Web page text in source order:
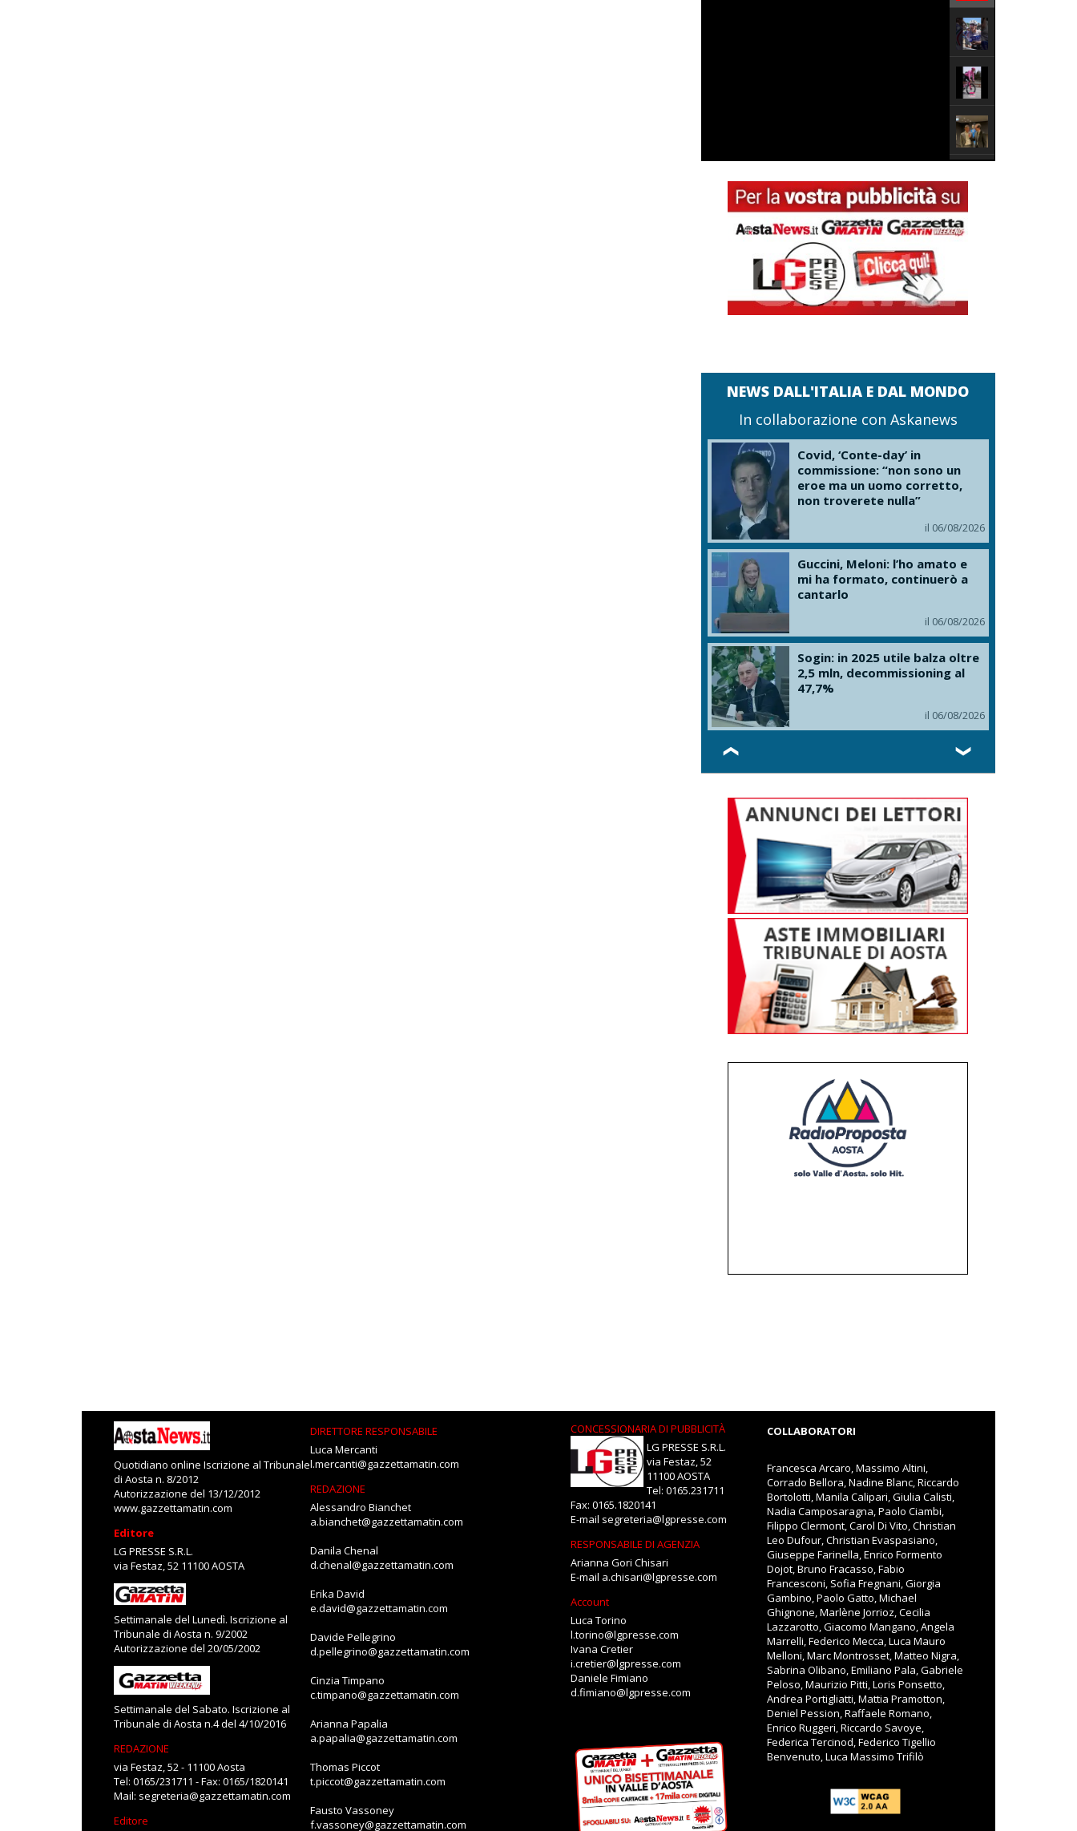
NEWS DALL'ITALIA E DAL MONDO
In collaborazione con Askanews
Covid, ‘Conte-day’ in
commissione: “non sono un
eroe ma un uomo corretto,
non troverete nulla”
il 06/08/2026
Guccini, Meloni: l’ho amato e
mi ha formato, continuerò a
cantarlo
il 06/08/2026
Sogin: in 2025 utile balza oltre
2,5 mln, decommissioning al
47,7%
il 06/08/2026
❮ ❯
Quotidiano online Iscrizione al Tribunale
di Aosta n. 8/2012
Autorizzazione del 13/12/2012
www.gazzettamatin.com
Editore
LG PRESSE S.R.L.
via Festaz, 52 11100 AOSTA
Settimanale del Lunedì. Iscrizione al
Tribunale di Aosta n. 9/2002
Autorizzazione del 20/05/2002
Settimanale del Sabato. Iscrizione al
Tribunale di Aosta n.4 del 4/10/2016
REDAZIONE
via Festaz, 52 - 11100 Aosta
Tel: 0165/231711 - Fax: 0165/1820141
Mail: segreteria@gazzettamatin.com
Editore
DIRETTORE RESPONSABILE
Luca Mercanti
l.mercanti@gazzettamatin.com
REDAZIONE
Alessandro Bianchet
a.bianchet@gazzettamatin.com
Danila Chenal
d.chenal@gazzettamatin.com
Erika David
e.david@gazzettamatin.com
Davide Pellegrino
d.pellegrino@gazzettamatin.com
Cinzia Timpano
c.timpano@gazzettamatin.com
Arianna Papalia
a.papalia@gazzettamatin.com
Thomas Piccot
t.piccot@gazzettamatin.com
Fausto Vassoney
f.vassoney@gazzettamatin.com
CONCESSIONARIA DI PUBBLICITÀ
LG PRESSE S.R.L.
via Festaz, 52
11100 AOSTA
Tel: 0165.231711
Fax: 0165.1820141
E-mail segreteria@lgpresse.com
RESPONSABILE DI AGENZIA
Arianna Gori Chisari
E-mail a.chisari@lgpresse.com
Account
Luca Torino
l.torino@lgpresse.com
Ivana Cretier
i.cretier@lgpresse.com
Daniele Fimiano
d.fimiano@lgpresse.com
COLLABORATORI
Francesca Arcaro, Massimo Altini,
Corrado Bellora, Nadine Blanc, Riccardo
Bortolotti, Manila Calipari, Giulia Calisti,
Nadia Camposaragna, Paolo Ciambi,
Filippo Clermont, Carol Di Vito, Christian
Leo Dufour, Christian Evaspasiano,
Giuseppe Farinella, Enrico Formento
Dojot, Bruno Fracasso, Fabio
Francesconi, Sofia Fregnani, Giorgia
Gambino, Paolo Gatto, Michael
Ghignone, Marlène Jorrioz, Cecilia
Lazzarotto, Giacomo Mangano, Angela
Marrelli, Federico Mecca, Luca Mauro
Melloni, Marc Montrosset, Matteo Nigra,
Sabrina Olibano, Emiliano Pala, Gabriele
Peloso, Maurizio Pitti, Loris Ponsetto,
Andrea Portigliatti, Mattia Pramotton,
Deniel Pession, Raffaele Romano,
Enrico Ruggeri, Riccardo Savoye,
Federica Tercinod, Federico Tigellio
Benvenuto, Luca Massimo Trifilò